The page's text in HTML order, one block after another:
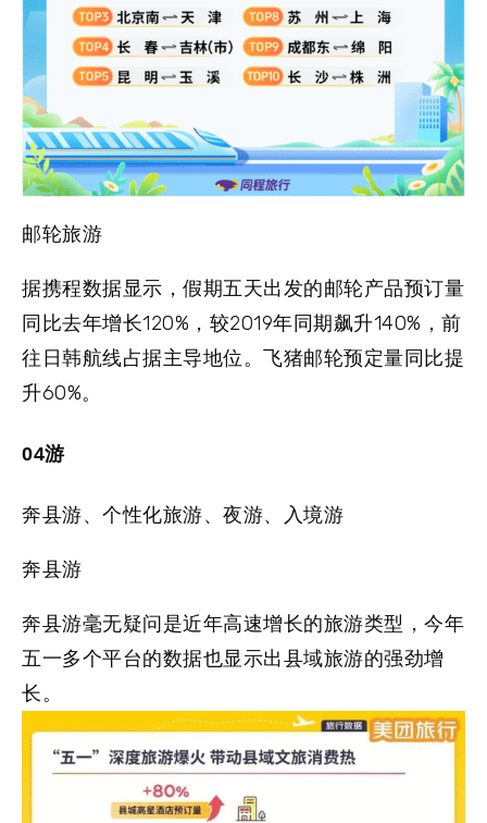
邮轮旅游
据携程数据显示，假期五天出发的邮轮产品预订量
同比去年增长120%，较2019年同期飙升140%，前
往日韩航线占据主导地位。飞猪邮轮预定量同比提
升60%。
04游
奔县游、个性化旅游、夜游、入境游
奔县游
奔县游毫无疑问是近年高速增长的旅游类型，今年
五一多个平台的数据也显示出县域旅游的强劲增
长。